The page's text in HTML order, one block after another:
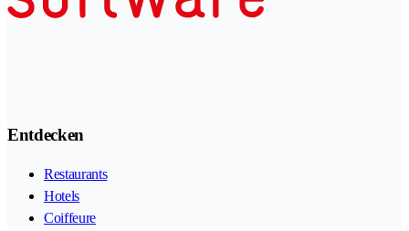
Entdecken
Restaurants
Hotels
Coiffeure